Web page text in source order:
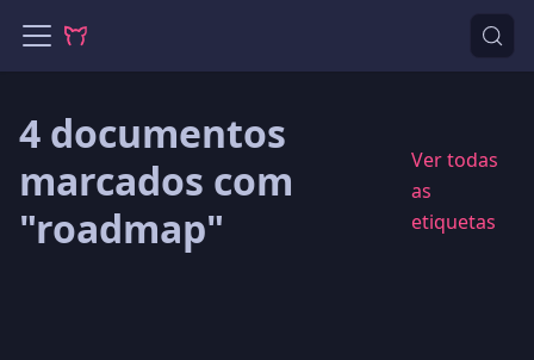
4 documentos
marcados com
"roadmap"
Ver todas
as
etiquetas